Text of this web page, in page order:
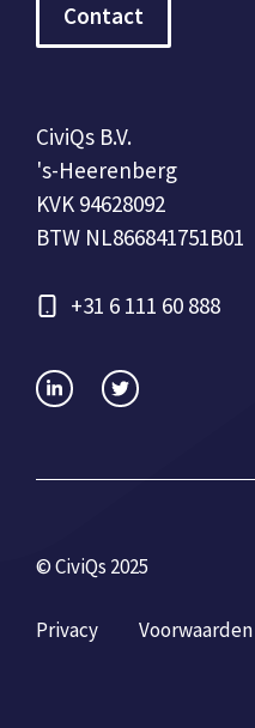
Contact
CiviQs B.V.
's-Heerenberg
KVK 94628092
BTW NL866841751B01
+31 6 111 60 888
© CiviQs 2025
Privacy Voorwaarden